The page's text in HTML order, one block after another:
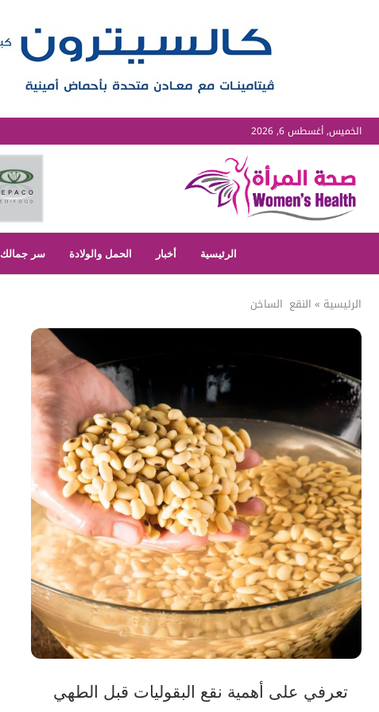
الخميس, أغسطس 6, 2026
الرئيسية أخبار الحمل والولادة سر جمالك
الرئيسية » النقع الساخن
تعرفي على أهمية نقع البقوليات قبل الطهي